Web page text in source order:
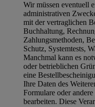
Wir müssen eventuell
administrativen
mit der vertraglichen
Buchhaltung,
Zahlungsmethoden,
Schutz, Systemtests,
Manchmal kann es
oder betrieblichen
eine
Ihre Daten des
Formulare oder
bearbeiten. Diese